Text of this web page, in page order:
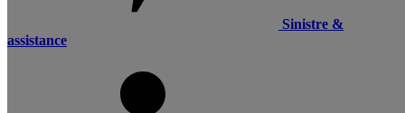
Sinistre &
assistance